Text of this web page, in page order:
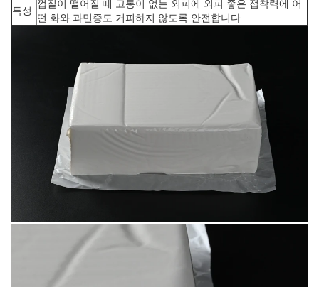
특성
껍질이 떨어질 때 고통이 없는 외피에 외피 좋은 접착력에 어
떤 화와 과민증도 거피하지 않도록 안전합니다